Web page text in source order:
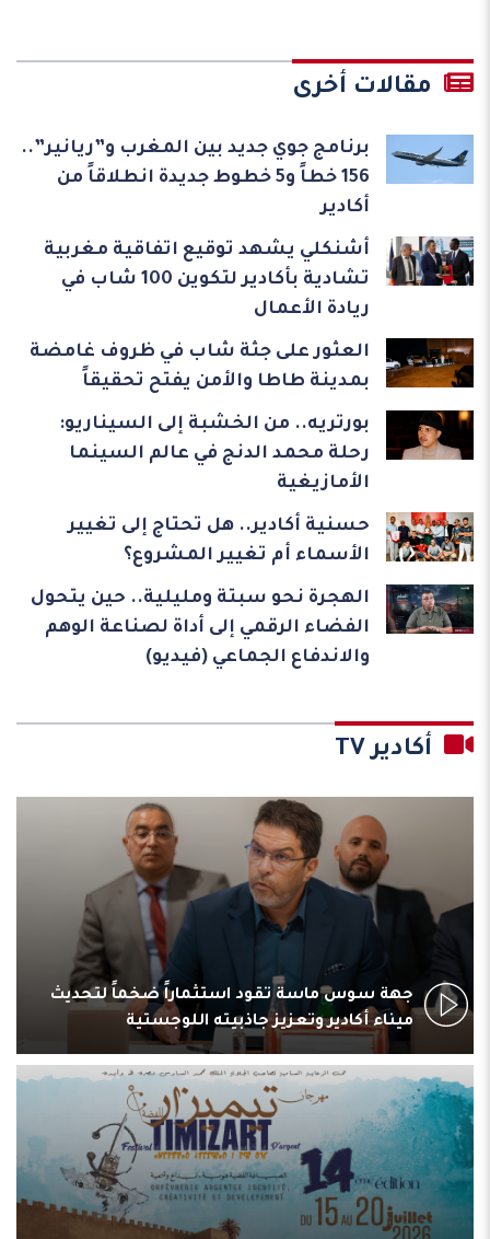
مقالات أخرى
برنامج جوي جديد بين المغرب و”ريانير”..
156 خطاً و5 خطوط جديدة انطلاقاً من
أكادير
أشنكلي يشهد توقيع اتفاقية مغربية
تشادية بأكادير لتكوين 100 شاب في
ريادة الأعمال
العثور على جثة شاب في ظروف غامضة
بمدينة طاطا والأمن يفتح تحقيقاً
بورتريه.. من الخشبة إلى السيناريو:
رحلة محمد الدنج في عالم السينما
الأمازيغية
حسنية أكادير.. هل تحتاج إلى تغيير
الأسماء أم تغيير المشروع؟
الهجرة نحو سبتة ومليلية.. حين يتحول
الفضاء الرقمي إلى أداة لصناعة الوهم
والاندفاع الجماعي (فيديو)
أكادير TV
جهة سوس ماسة تقود استثماراً ضخماً لتحديث
ميناء أكادير وتعزيز جاذبيته اللوجستية